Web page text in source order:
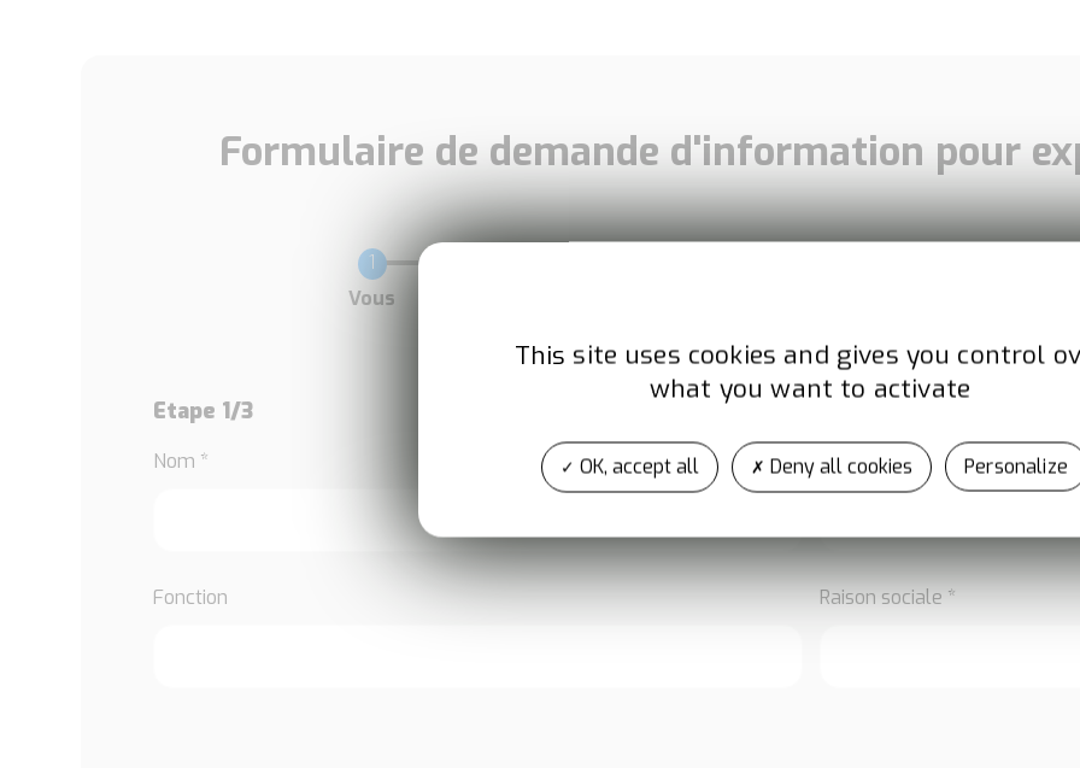
Formulaire de demande d'information pour
Current
Vous
Etape 1/3
Nom * Prénom *
Fonction Raison sociale *
This site uses cookies and gives you control
what you want to activate
OK, accept all Deny all cookies Personalize